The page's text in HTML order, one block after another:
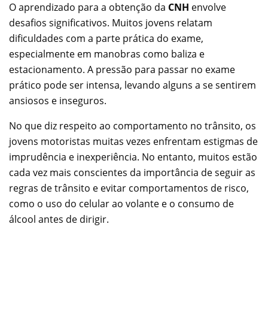
O aprendizado para a obtenção da CNH envolve
desafios significativos. Muitos jovens relatam
dificuldades com a parte prática do exame,
especialmente em manobras como baliza e
estacionamento. A pressão para passar no exame
prático pode ser intensa, levando alguns a se sentirem
ansiosos e inseguros.
No que diz respeito ao comportamento no trânsito, os
jovens motoristas muitas vezes enfrentam estigmas de
imprudência e inexperiência. No entanto, muitos estão
cada vez mais conscientes da importância de seguir as
regras de trânsito e evitar comportamentos de risco,
como o uso do celular ao volante e o consumo de
álcool antes de dirigir.